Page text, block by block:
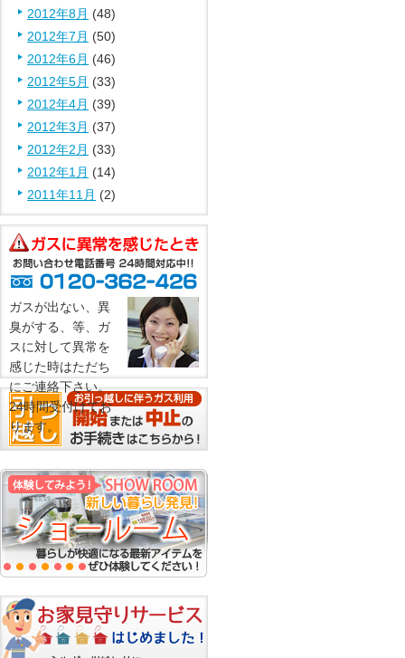
2012年8月 (48)
2012年7月 (50)
2012年6月 (46)
2012年5月 (33)
2012年4月 (39)
2012年3月 (37)
2012年2月 (33)
2012年1月 (14)
2011年11月 (2)
ガスが出ない、異
臭がする、等、ガ
スに対して異常を
感じた時はただち
にご連絡下さい。
24時間受付けてお
ります。